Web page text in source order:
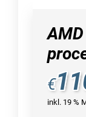
€
inkl. 19 %